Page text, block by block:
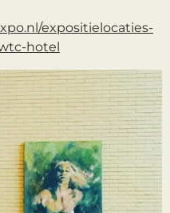
expositielocaties-
hotel